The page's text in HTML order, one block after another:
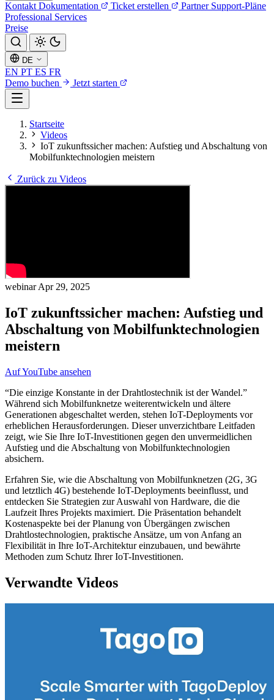
Kontakt Dokumentation Ticket erstellen Partner Support-Pläne
Professional Services
Preise
DE
EN PT ES FR
Demo buchen
Jetzt starten
Startseite
Videos
IoT zukunftssicher machen: Aufstieg und Abschaltung von
Mobilfunktechnologien meistern
Zurück zu Videos
webinarApr 29, 2025
IoT zukunftssicher machen: Aufstieg und
Abschaltung von Mobilfunktechnologien
meistern
Auf YouTube ansehen
“Die einzige Konstante in der Drahtlostechnik ist der Wandel.”
Während sich Mobilfunknetze weiterentwickeln und ältere
Generationen abgeschaltet werden, stehen IoT-Deployments vor
erheblichen Herausforderungen. Dieser unverzichtbare Leitfaden
zeigt, wie Sie Ihre IoT-Investitionen gegen den unvermeidlichen
Aufstieg und die Abschaltung von Mobilfunktechnologien
absichern.
Erfahren Sie, wie die Abschaltung von Mobilfunknetzen (2G, 3G
und letztlich 4G) bestehende IoT-Deployments beeinflusst, und
entdecken Sie Strategien zur Auswahl von Hardware, die die
Laufzeit Ihres Projekts maximiert. Die Präsentation behandelt
Kostenaspekte bei der Planung von Übergängen zwischen
Drahtlostechnologien, praktische Ansätze, um von Anfang an
Flexibilität in Ihre IoT-Architektur einzubauen, und bewährte
Methoden zum Schutz Ihrer IoT-Investitionen.
Verwandte Videos